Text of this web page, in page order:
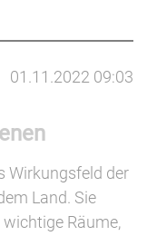
01.11.2022 09:03
Wirkungsfeld der
Land. Sie
Räume,